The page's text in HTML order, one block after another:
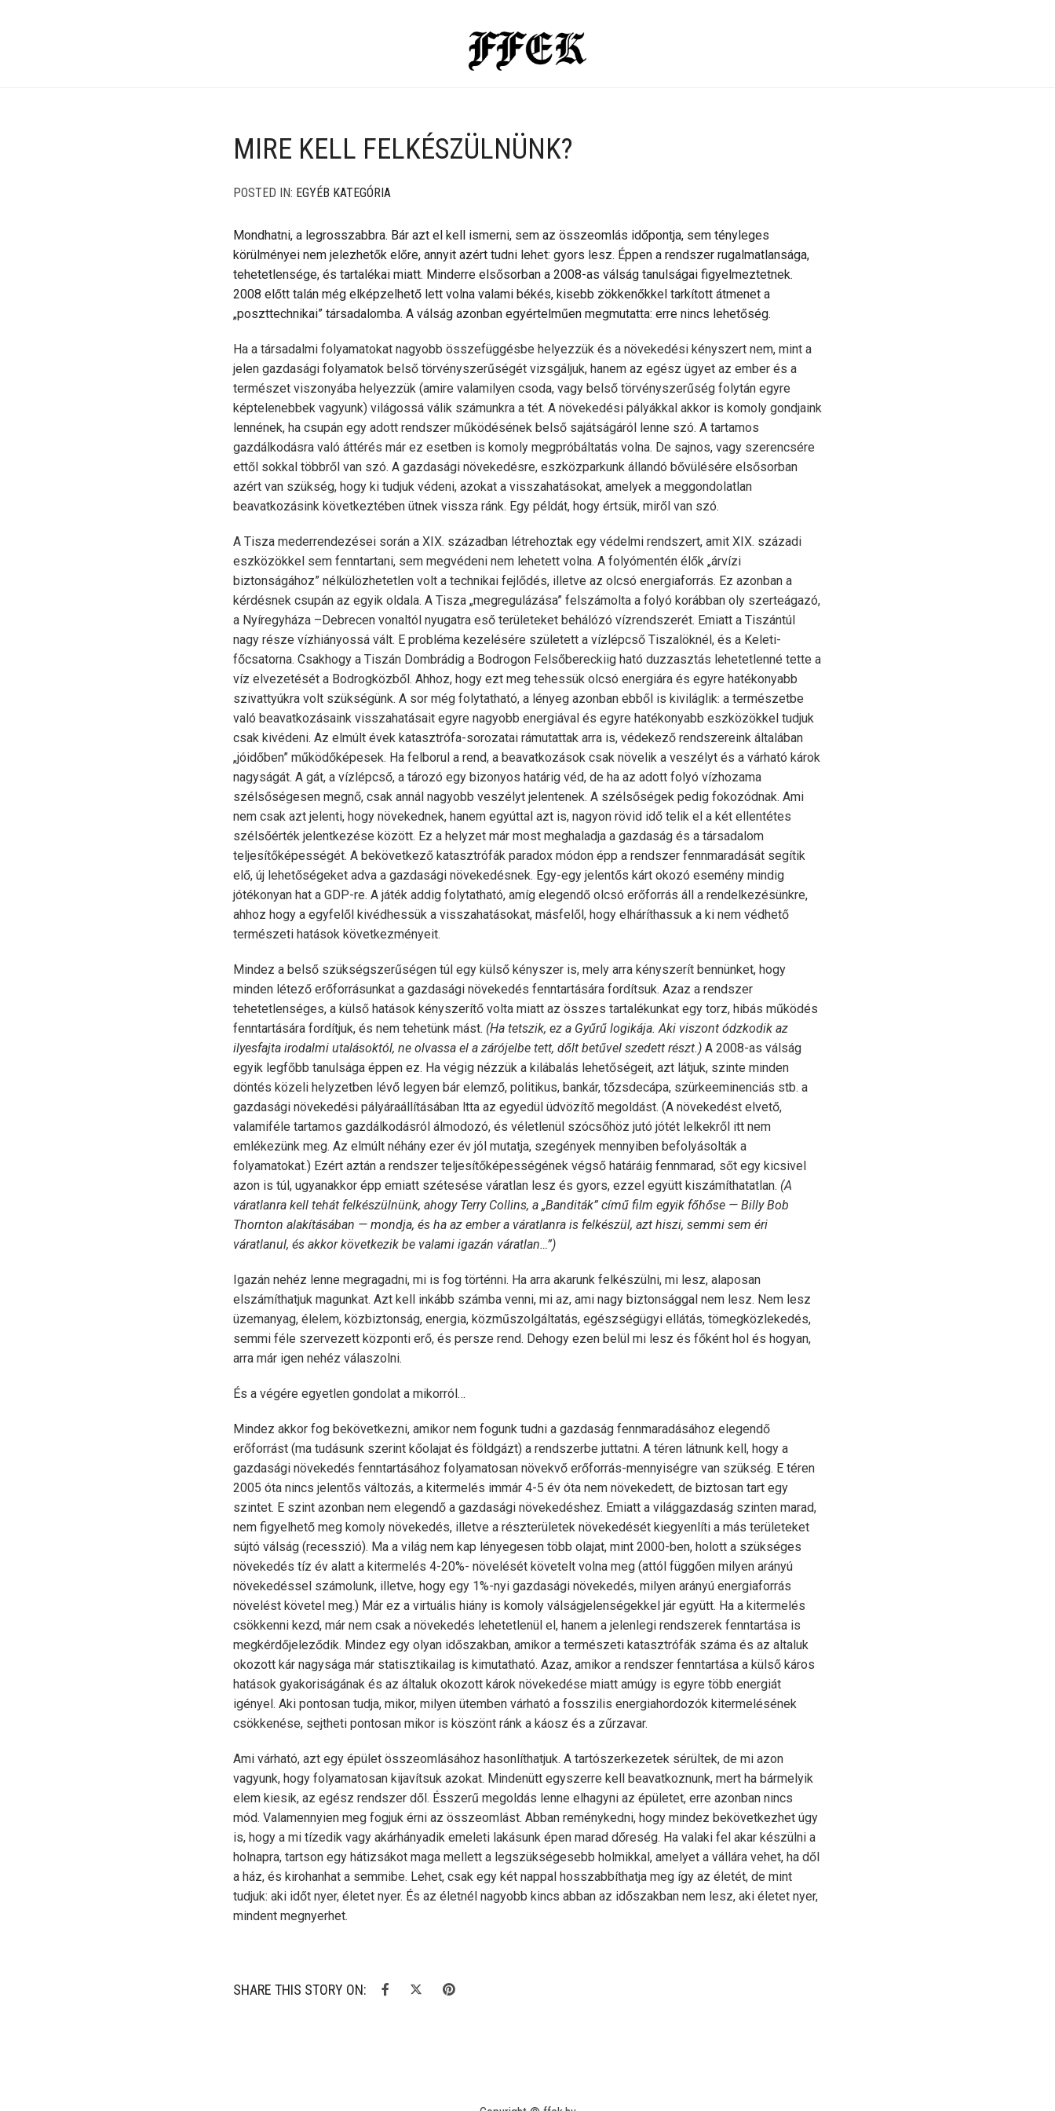
MIRE KELL FELKÉSZÜLNÜNK?
POSTED IN: EGYÉB KATEGÓRIA
Mondhatni, a legrosszabbra. Bár azt el kell ismerni, sem az összeomlás időpontja, sem tényleges
körülményei nem jelezhetők előre, annyit azért tudni lehet: gyors lesz. Éppen a rendszer rugalmatlansága,
tehetetlensége, és tartalékai miatt. Minderre elsősorban a 2008-as válság tanulságai figyelmeztetnek.
2008 előtt talán még elképzelhető lett volna valami békés, kisebb zökkenőkkel tarkított átmenet a
„poszttechnikai” társadalomba. A válság azonban egyértelműen megmutatta: erre nincs lehetőség.
Ha a társadalmi folyamatokat nagyobb összefüggésbe helyezzük és a növekedési kényszert nem, mint a
jelen gazdasági folyamatok belső törvényszerűségét vizsgáljuk, hanem az egész ügyet az ember és a
természet viszonyába helyezzük (amire valamilyen csoda, vagy belső törvényszerűség folytán egyre
képtelenebbek vagyunk) világossá válik számunkra a tét. A növekedési pályákkal akkor is komoly gondjaink
lennének, ha csupán egy adott rendszer működésének belső sajátságáról lenne szó. A tartamos
gazdálkodásra való áttérés már ez esetben is komoly megpróbáltatás volna. De sajnos, vagy szerencsére
ettől sokkal többről van szó. A gazdasági növekedésre, eszközparkunk állandó bővülésére elsősorban
azért van szükség, hogy ki tudjuk védeni, azokat a visszahatásokat, amelyek a meggondolatlan
beavatkozásink következtében ütnek vissza ránk. Egy példát, hogy értsük, miről van szó.
A Tisza mederrendezései során a XIX. században létrehoztak egy védelmi rendszert, amit XIX. századi
eszközökkel sem fenntartani, sem megvédeni nem lehetett volna. A folyómentén élők „árvízi
biztonságához” nélkülözhetetlen volt a technikai fejlődés, illetve az olcsó energiaforrás. Ez azonban a
kérdésnek csupán az egyik oldala. A Tisza „megregulázása” felszámolta a folyó korábban oly szerteágazó,
a Nyíregyháza –Debrecen vonaltól nyugatra eső területeket behálózó vízrendszerét. Emiatt a Tiszántúl
nagy része vízhiányossá vált. E probléma kezelésére született a vízlépcső Tiszalöknél, és a Keleti-
főcsatorna. Csakhogy a Tiszán Dombrádig a Bodrogon Felsőbereckiig ható duzzasztás lehetetlenné tette a
víz elvezetését a Bodrogközből. Ahhoz, hogy ezt meg tehessük olcsó energiára és egyre hatékonyabb
szivattyúkra volt szükségünk. A sor még folytatható, a lényeg azonban ebből is kiviláglik: a természetbe
való beavatkozásaink visszahatásait egyre nagyobb energiával és egyre hatékonyabb eszközökkel tudjuk
csak kivédeni. Az elmúlt évek katasztrófa-sorozatai rámutattak arra is, védekező rendszereink általában
„jóidőben” működőképesek. Ha felborul a rend, a beavatkozások csak növelik a veszélyt és a várható károk
nagyságát. A gát, a vízlépcső, a tározó egy bizonyos határig véd, de ha az adott folyó vízhozama
szélsőségesen megnő, csak annál nagyobb veszélyt jelentenek. A szélsőségek pedig fokozódnak. Ami
nem csak azt jelenti, hogy növekednek, hanem egyúttal azt is, nagyon rövid idő telik el a két ellentétes
szélsőérték jelentkezése között. Ez a helyzet már most meghaladja a gazdaság és a társadalom
teljesítőképességét. A bekövetkező katasztrófák paradox módon épp a rendszer fennmaradását segítik
elő, új lehetőségeket adva a gazdasági növekedésnek. Egy-egy jelentős kárt okozó esemény mindig
jótékonyan hat a GDP-re. A játék addig folytatható, amíg elegendő olcsó erőforrás áll a rendelkezésünkre,
ahhoz hogy a egyfelől kivédhessük a visszahatásokat, másfelől, hogy elháríthassuk a ki nem védhető
természeti hatások következményeit.
Mindez a belső szükségszerűségen túl egy külső kényszer is, mely arra kényszerít bennünket, hogy
minden létező erőforrásunkat a gazdasági növekedés fenntartására fordítsuk. Azaz a rendszer
tehetetlenséges, a külső hatások kényszerítő volta miatt az összes tartalékunkat egy torz, hibás működés
fenntartására fordítjuk, és nem tehetünk mást. (Ha tetszik, ez a Gyűrű logikája. Aki viszont ódzkodik az
ilyesfajta irodalmi utalásoktól, ne olvassa el a zárójelbe tett, dőlt betűvel szedett részt.) A 2008-as válság
egyik legfőbb tanulsága éppen ez. Ha végig nézzük a kilábalás lehetőségeit, azt látjuk, szinte minden
döntés közeli helyzetben lévő legyen bár elemző, politikus, bankár, tőzsdecápa, szürkeeminenciás stb. a
gazdasági növekedési pályáraállításában ltta az egyedül üdvözítő megoldást. (A növekedést elvető,
valamiféle tartamos gazdálkodásról álmodozó, és véletlenül szócsőhöz jutó jótét lelkekről itt nem
emlékezünk meg. Az elmúlt néhány ezer év jól mutatja, szegények mennyiben befolyásolták a
folyamatokat.) Ezért aztán a rendszer teljesítőképességének végső határáig fennmarad, sőt egy kicsivel
azon is túl, ugyanakkor épp emiatt szétesése váratlan lesz és gyors, ezzel együtt kiszámíthatatlan. (A
váratlanra kell tehát felkészülnünk, ahogy Terry Collins, a „Banditák” című film egyik főhőse — Billy Bob
Thornton alakításában — mondja, és ha az ember a váratlanra is felkészül, azt hiszi, semmi sem éri
váratlanul, és akkor következik be valami igazán váratlan…”)
Igazán nehéz lenne megragadni, mi is fog történni. Ha arra akarunk felkészülni, mi lesz, alaposan
elszámíthatjuk magunkat. Azt kell inkább számba venni, mi az, ami nagy biztonsággal nem lesz. Nem lesz
üzemanyag, élelem, közbiztonság, energia, közműszolgáltatás, egészségügyi ellátás, tömegközlekedés,
semmi féle szervezett központi erő, és persze rend. Dehogy ezen belül mi lesz és főként hol és hogyan,
arra már igen nehéz válaszolni.
És a végére egyetlen gondolat a mikorról…
Mindez akkor fog bekövetkezni, amikor nem fogunk tudni a gazdaság fennmaradásához elegendő
erőforrást (ma tudásunk szerint kőolajat és földgázt) a rendszerbe juttatni. A téren látnunk kell, hogy a
gazdasági növekedés fenntartásához folyamatosan növekvő erőforrás-mennyiségre van szükség. E téren
2005 óta nincs jelentős változás, a kitermelés immár 4-5 év óta nem növekedett, de biztosan tart egy
szintet. E szint azonban nem elegendő a gazdasági növekedéshez. Emiatt a világgazdaság szinten marad,
nem figyelhető meg komoly növekedés, illetve a részterületek növekedését kiegyenlíti a más területeket
sújtó válság (recesszió). Ma a világ nem kap lényegesen több olajat, mint 2000-ben, holott a szükséges
növekedés tíz év alatt a kitermelés 4-20%- növelését követelt volna meg (attól függően milyen arányú
növekedéssel számolunk, illetve, hogy egy 1%-nyi gazdasági növekedés, milyen arányú energiaforrás
növelést követel meg.) Már ez a virtuális hiány is komoly válságjelenségekkel jár együtt. Ha a kitermelés
csökkenni kezd, már nem csak a növekedés lehetetlenül el, hanem a jelenlegi rendszerek fenntartása is
megkérdőjeleződik. Mindez egy olyan időszakban, amikor a természeti katasztrófák száma és az altaluk
okozott kár nagysága már statisztikailag is kimutatható. Azaz, amikor a rendszer fenntartása a külső káros
hatások gyakoriságának és az általuk okozott károk növekedése miatt amúgy is egyre több energiát
igényel. Aki pontosan tudja, mikor, milyen ütemben várható a fosszilis energiahordozók kitermelésének
csökkenése, sejtheti pontosan mikor is köszönt ránk a káosz és a zűrzavar.
Ami várható, azt egy épület összeomlásához hasonlíthatjuk. A tartószerkezetek sérültek, de mi azon
vagyunk, hogy folyamatosan kijavítsuk azokat. Mindenütt egyszerre kell beavatkoznunk, mert ha bármelyik
elem kiesik, az egész rendszer dől. Ésszerű megoldás lenne elhagyni az épületet, erre azonban nincs
mód. Valamennyien meg fogjuk érni az összeomlást. Abban reménykedni, hogy mindez bekövetkezhet úgy
is, hogy a mi tízedik vagy akárhányadik emeleti lakásunk épen marad dőreség. Ha valaki fel akar készülni a
holnapra, tartson egy hátizsákot maga mellett a legszükségesebb holmikkal, amelyet a vállára vehet, ha dől
a ház, és kirohanhat a semmibe. Lehet, csak egy két nappal hosszabbíthatja meg így az életét, de mint
tudjuk: aki időt nyer, életet nyer. És az életnél nagyobb kincs abban az időszakban nem lesz, aki életet nyer,
mindent megnyerhet.
SHARE THIS STORY ON: